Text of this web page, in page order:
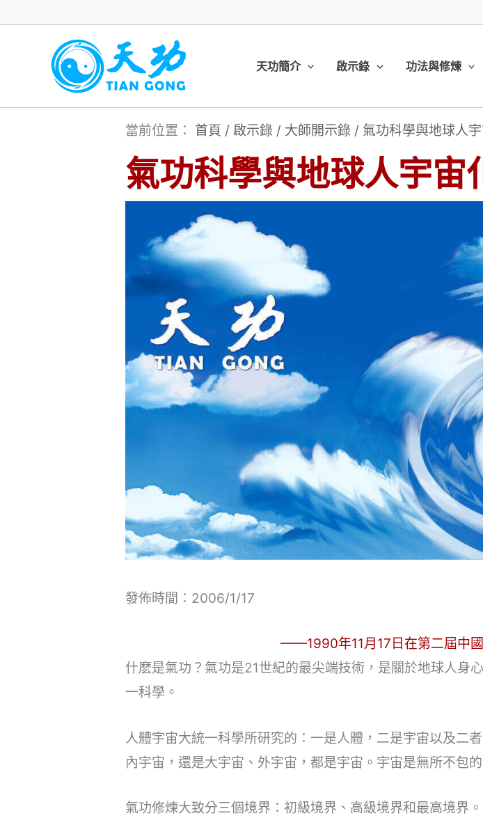
內
天功簡介 啟示錄 功法與修煉
當前位置： 首頁 / 啟示錄 / 大師開示錄 / 氣功科學與地球人
氣功科學與地球人宇宙
發佈時間：2006/1/17
——1990年11月17日在第二屆中
什麽是氣功？氣功是21世紀的最尖端技術，是關於地球人身
一科學。
人體宇宙大統一科學所研究的：一是人體，二是宇宙以及二
內宇宙，還是大宇宙、外宇宙，都是宇宙。宇宙是無所不包
氣功修煉大致分三個境界：初級境界、高級境界和最高境界